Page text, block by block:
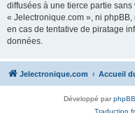
diffusées à une tierce partie sans
« Jelectronique.com », ni
en cas de tentative de piratage
données.
Jelectronique.com Accueil
Développé parphpBB
Traduction